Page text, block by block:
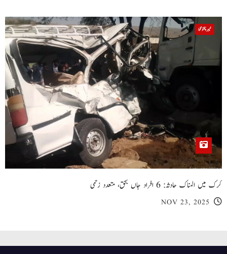
خیبر پختونخوا
کرک میں المناک حادثہ: 6 افراد جاں بحق، متعدد زخمی
NOV 23, 2025